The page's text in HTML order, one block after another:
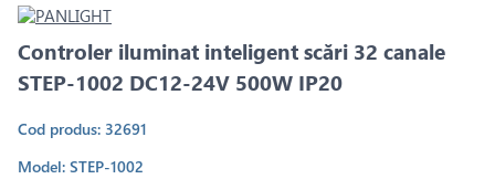
Controler iluminat inteligent scări 32 canale
STEP-1002 DC12-24V 500W IP20
Cod produs: 32691
Model: STEP-1002